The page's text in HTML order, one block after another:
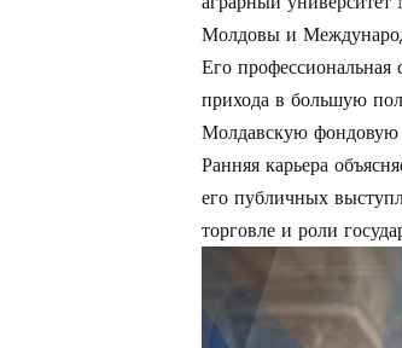
Молдовы и
Его
прихода в большую
Молдавскую фондовую
Ранняя карьера
его публичных
торговле и роли